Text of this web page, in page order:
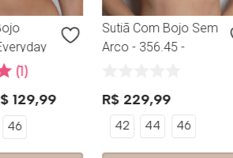
1
129,99
46
Sutiã Com Bojo Sem
Arco - 356.45 -
R$ 229,99
42 44 46